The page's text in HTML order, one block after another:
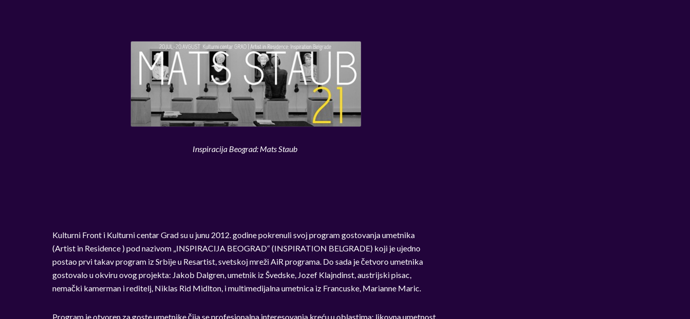
Inspiracija Beograd: Mats Staub
Kulturni Front i Kulturni centar Grad su u junu 2012. godine pokrenuli svoj program gostovanja umetnika
(Artist in Residence ) pod nazivom „INSPIRACIJA BEOGRAD“ (INSPIRATION BELGRADE) koji je ujedno
postao prvi takav program iz Srbije u Resartist, svetskoj mreži AiR programa. Do sada je četvoro umetnika
gostovalo u okviru ovog projekta: Jakob Dalgren, umetnik iz Švedske, Jozef Klajndinst, austrijski pisac,
nemački kamerman i reditelj, Niklas Rid Midlton, i multimedijalna umetnica iz Francuske, Marianne Maric.
Program je otvoren za goste umetnike čija se profesionalna interesovanja kreću u oblastima: likovna umetnost,